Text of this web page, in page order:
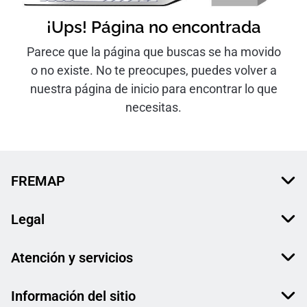
¡Ups! Página no encontrada
Parece que la página que buscas se ha movido
o no existe. No te preocupes, puedes volver a
nuestra página de inicio para encontrar lo que
necesitas.
FREMAP
Legal
Atención y servicios
Información del sitio